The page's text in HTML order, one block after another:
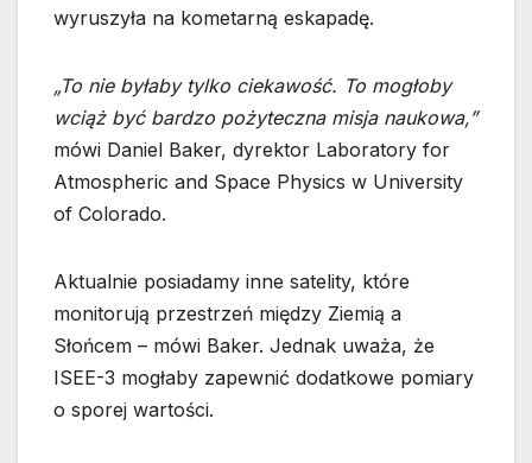
wyruszyła na kometarną eskapadę.
„To nie byłaby tylko ciekawość. To mogłoby
wciąż być bardzo pożyteczna misja naukowa,”
mówi Daniel Baker, dyrektor Laboratory for
Atmospheric and Space Physics w University
of Colorado.
Aktualnie posiadamy inne satelity, które
monitorują przestrzeń między Ziemią a
Słońcem – mówi Baker. Jednak uważa, że
ISEE-3 mogłaby zapewnić dodatkowe pomiary
o sporej wartości.